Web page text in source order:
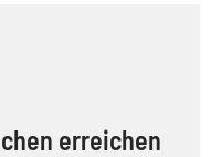
erreichen